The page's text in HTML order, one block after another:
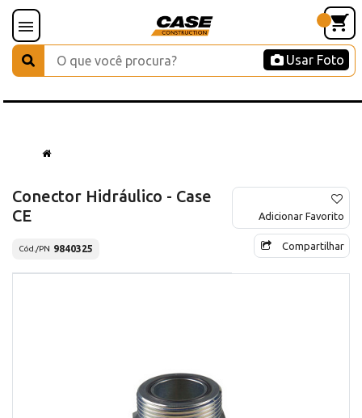
Usar Foto
Conector Hidráulico - Case
CE
Cód./PN 9840325
Adicionar Favorito
Compartilhar